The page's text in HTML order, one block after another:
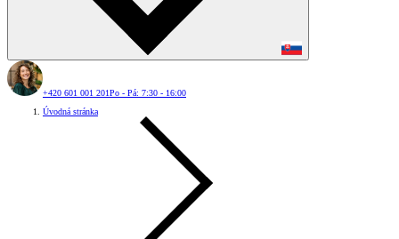
+420 601 001 201Po - Pá: 7:30 - 16:00
Úvodná stránka